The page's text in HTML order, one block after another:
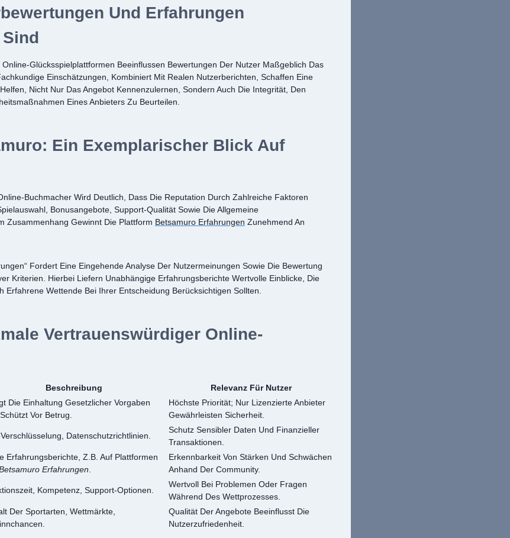
Und Erfahrungen
Glücksspielplattformen Beeinflussen Bewertungen Der Nutzer Maßgeblich Das
Einschätzungen, Kombiniert Mit Realen Nutzerberichten, Schaffen Eine
Nicht Nur Das Angebot Kennenzulernen, Sondern Auch Die Integrität, Den
Eines Anbieters Zu Beurteilen.
Ein Exemplarischer Blick Auf
Buchmacher Wird Deutlich, Dass Die Reputation Durch Zahlreiche Faktoren
Bonusangebote, Support-Qualität Sowie Die Allgemeine
Zusammenhang Gewinnt Die Plattform Betsamuro Erfahrungen Zunehmend An
Fordert Eine Eingehende Analyse Der Nutzermeinungen Sowie Die Bewertung
Kriterien. Hierbei Liefern Unabhängige Erfahrungsberichte Wertvolle Einblicke, Die
Erfahrene Wettende Bei Ihrer Entscheidung Berücksichtigen Sollten.
Vertrauenswürdiger Online-
Beschreibung
Relevanz Für Nutzer
Die Einhaltung Gesetzlicher Vorgaben
Vor Betrug.
Höchste Priorität; Nur Lizenzierte Anbieter
Gewährleisten Sicherheit.
Datenschutzrichtlinien.
Schutz Sensibler Daten Und Finanzieller
Transaktionen.
Erfahrungsberichte, Z.B. Auf Plattformen
Erfahrungen.
Erkennbarkeit Von Stärken Und Schwächen
Anhand Der Community.
Kompetenz, Support-Optionen.
Wertvoll Bei Problemen Oder Fragen
Während Des Wettprozesses.
Der Sportarten, Wettmärkte,
Qualität Der Angebote Beeinflusst Die
Nutzerzufriedenheit.